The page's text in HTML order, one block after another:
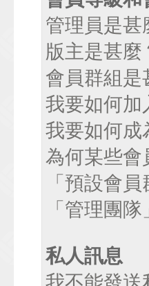
管理員是甚
版主是甚麼
會員群組是
我要如何加
我要如何成
為何某些會
「預設會
「管理團
私人訊息